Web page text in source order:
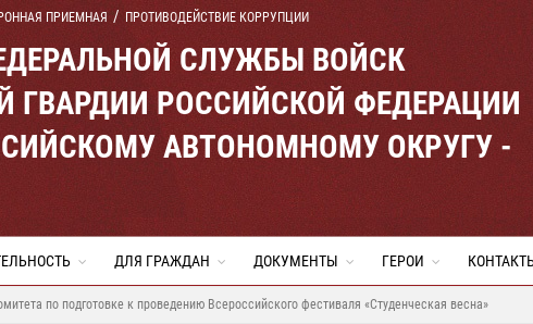
ПРИЕМНАЯ ПРОТИВОДЕЙСТВИЕ КОРРУПЦИИ
СЛУЖБЫ ВОЙСК
ГВАРДИИ РОССИЙСКОЙ ФЕДЕРАЦИИ
АВТОНОМНОМУ ОКРУГУ -
ДЛЯ ГРАЖДАН ДОКУМЕНТЫ ГЕРОИ
по подготовке к проведению Всероссийского фестиваля «Студенческая весна»